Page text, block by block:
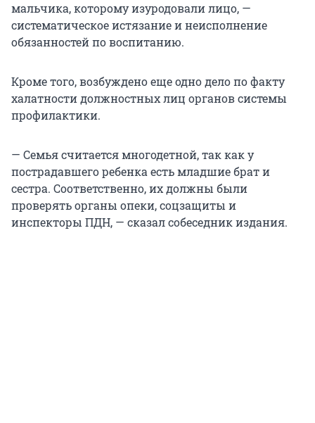
мальчика, которому изуродовали лицо, —
систематическое истязание и неисполнение
обязанностей по воспитанию.
Кроме того, возбуждено еще одно дело по факту
халатности должностных лиц органов системы
профилактики.
— Семья считается многодетной, так как у
пострадавшего ребенка есть младшие брат и
сестра. Соответственно, их должны были
проверять органы опеки, соцзащиты и
инспекторы ПДН, — сказал собеседник издания.